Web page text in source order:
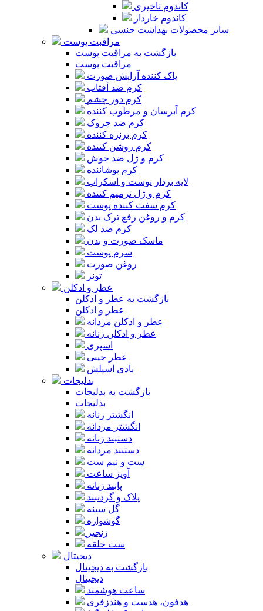
کاندوم تاخیری
کاندوم خاردار
سایر محصولات بهداشت جنسی
مراقبت پوست
بازگشت به مراقبت پوست
مراقبت پوست
پاک کننده آرایش صورت
کرم ضد آفتاب
کرم دور چشم
کرم آبرسان و مرطوب کننده
کرم ضد چروک
کرم برنزه کننده
کرم روشن کننده
کرم و ژل ضد جوش
کرم پوشاننده
لایه بردار پوست و اسکراب
کرم و ژل ترمیم کننده
کرم سفت کننده پوست
کرم و روغن رفع ترک بدن
کرم ضد لک
ماسک صورت و بدن
سرم پوست
روغن صورت
تونر
عطر و ادکلن
بازگشت به عطر و ادکلن
عطر و ادکلن
عطر و ادکلن مردانه
عطر و ادکلن زنانه
اسپری
عطر جیبی
بادی اسپلش
بدلیجات
بازگشت به بدلیجات
بدلیجات
انگشتر زنانه
انگشتر مردانه
دستبند زنانه
دستبند مردانه
ست و نیم ست
آویز ساعت
پابند زنانه
پلاک و گردنبند
گل سینه
گوشواره
زنجیر
ست حلقه
دیجیتال
بازگشت به دیجیتال
دیجیتال
ساعت هوشمند
هدفون، هدست و هندزفری